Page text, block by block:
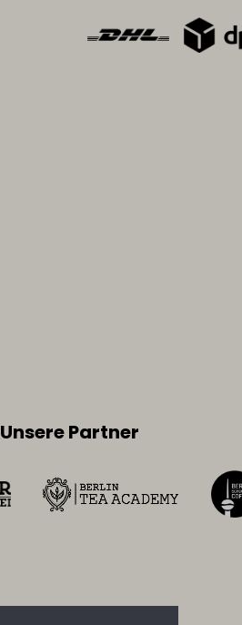
Unsere Partner